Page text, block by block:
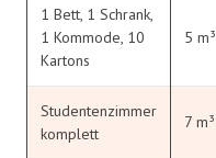
1 Bett, 1 Schrank,
1 Kommode, 10
Kartons
5 m³
Studentenzimmer
komplett
7 m³